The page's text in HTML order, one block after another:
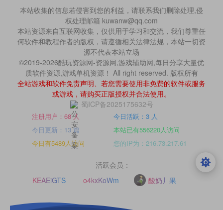
本站收集的信息若侵害到您的利益，请联系我们删除处理,侵
权处理邮箱 kuwanw@qq.com
本站资源来自互联网收集，仅供用于学习和交流，我们尊重任
何软件和教程作者的版权，请遵循相关法律法规，本站一切资
源不代表本站立场
©2019-2026酷玩资源网-资源网,游戏辅助网,每日分享大量优
质软件资源,游戏单机资源！ All right reserved. 版权所有
全站游戏和软件免责声明、若您需要使用非免费的软件或服务
或游戏，请购买正版授权并合法使用。
蜀ICP备2025175632号
注册用户：68 人
今日活跃：3 人
今日更新：13 篇
本站已有556220人访问
今日有5489人访问
您的IP为：216.73.217.61
活跃会员：
KEAEiGTS
o4kxKoWm 酸奶丿果